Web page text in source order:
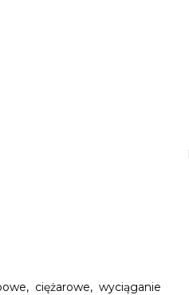
ciężarowe, wyciąganie